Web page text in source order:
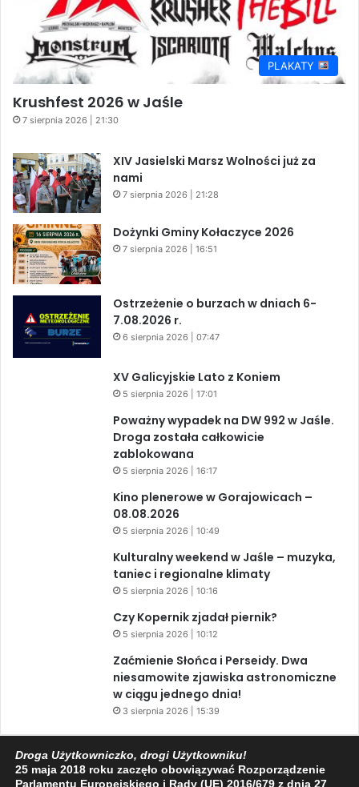
PLAKATY
Krushfest 2026 w Jaśle
7 sierpnia 2026 | 21:30
XIV Jasielski Marsz Wolności już za
nami
7 sierpnia 2026 | 21:28
Dożynki Gminy Kołaczyce 2026
7 sierpnia 2026 | 16:51
Ostrzeżenie o burzach w dniach 6-
7.08.2026 r.
6 sierpnia 2026 | 07:47
XV Galicyjskie Lato z Koniem
5 sierpnia 2026 | 17:01
Poważny wypadek na DW 992 w Jaśle.
Droga została całkowicie
zablokowana
5 sierpnia 2026 | 16:17
Kino plenerowe w Gorajowicach –
08.08.2026
5 sierpnia 2026 | 10:49
Kulturalny weekend w Jaśle – muzyka,
taniec i regionalne klimaty
5 sierpnia 2026 | 10:16
Czy Kopernik zjadał piernik?
5 sierpnia 2026 | 10:12
Zaćmienie Słońca i Perseidy. Dwa
niesamowite zjawiska astronomiczne
w ciągu jednego dnia!
3 sierpnia 2026 | 15:39
Facebook
X YouTube
Droga Użytkowniczko, drogi Użytkowniku!
25 maja 2018 roku zaczęło obowiązywać Rozporządzenie
Parlamentu Europejskiego i Rady (UE) 2016/679 z dnia 27